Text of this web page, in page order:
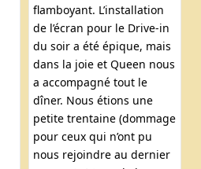
flamboyant. L’installation
de l’écran pour le Drive-in
du soir a été épique, mais
dans la joie et Queen nous
a accompagné tout le
dîner. Nous étions une
petite trentaine (dommage
pour ceux qui n’ont pu
nous rejoindre au dernier